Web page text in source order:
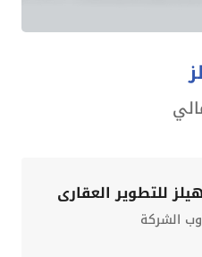
للتطوير العقاري
الشركة